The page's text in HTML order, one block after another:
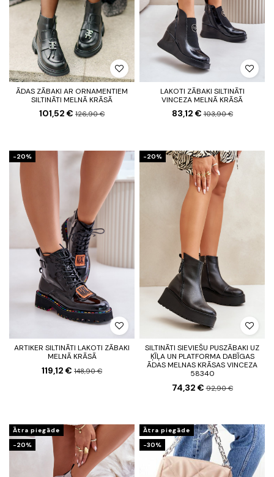
ĀDAS ZĀBAKI AR ORNAMENTIEM
SILTINĀTI MELNĀ KRĀSĀ
101,52 € 126,90 €
LAKOTI ZĀBAKI SILTINĀTI
VINCEZA MELNĀ KRĀSĀ
83,12 €103,90 €
-20%
ARTIKER SILTINĀTI LAKOTI ZĀBAKI
MELNĀ KRĀSĀ
119,12 € 148,90 €
-20%
SILTINĀTI SIEVIEŠU PUSZĀBAKI UZ
ĶĪĻA UN PLATFORMA DABĪGAS
ĀDAS MELNAS KRĀSAS VINCEZA
58340
74,32 €92,90 €
Ātra piegāde
-20%
Ātra piegāde
-30%